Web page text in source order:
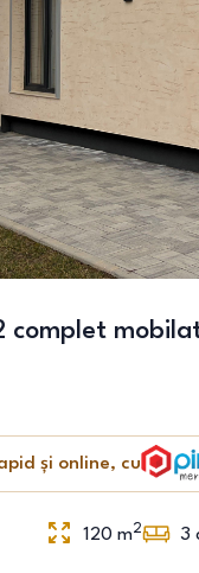
complet
și online, cu
120 m2 3